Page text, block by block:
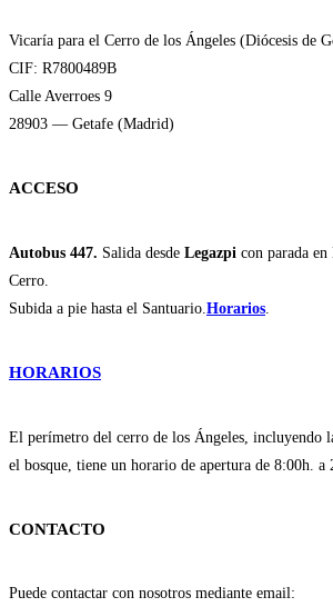
Vicaría para el Cerro de los Ángeles (Diócesis de
CIF: R7800489B
Calle Averroes 9
28903 — Getafe (Madrid)
ACCESO
Autobus 447. Salida desde Legazpi con parada
Cerro.
Subida a pie hasta el Santuario. Horarios
HORARIOS
El perímetro del cerro de los Ángeles, incluyendo
el bosque, tiene un horario de apertura de 8:00h. a
CONTACTO
Puede contactar con nosotros mediante email: